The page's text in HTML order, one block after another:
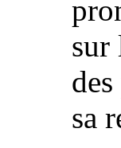
sur
sa